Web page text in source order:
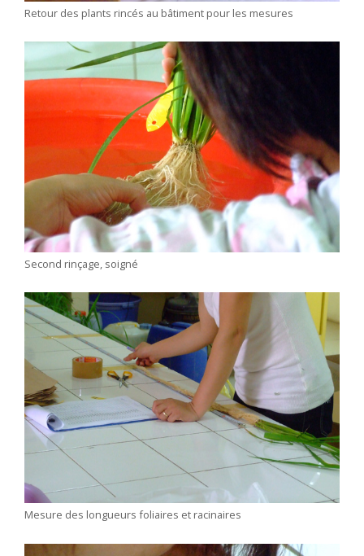
Retour des plants rincés au bâtiment pour les mesures
Second rinçage, soigné
Mesure des longueurs foliaires et racinaires